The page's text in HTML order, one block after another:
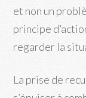
et non un
principe
regarder la
La prise de